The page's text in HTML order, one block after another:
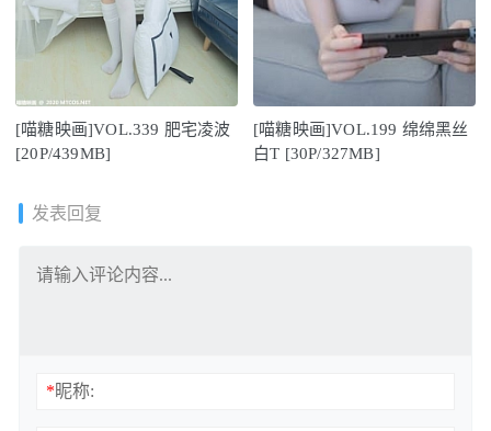
[喵糖映画]VOL.339 肥宅凌波
[20P/439MB]
[喵糖映画]VOL.199 绵绵黑丝
白T [30P/327MB]
发表回复
*昵称: